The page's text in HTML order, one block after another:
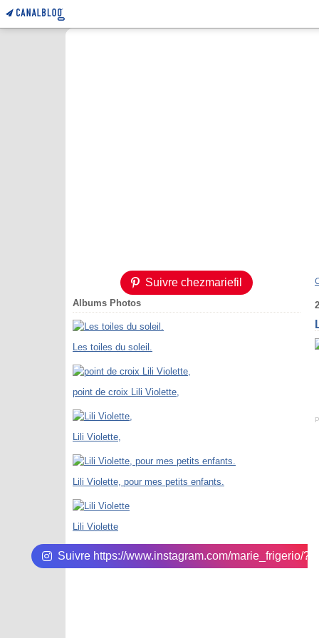
Suivre chezmariefil
Albums Photos
Les toiles du soleil.
point de croix Lili Violette,
Lili Violette,
Lili Violette, pour mes petits enfants.
Lili Violette
Suivre https://www.instagram.com/marie_frigerio/